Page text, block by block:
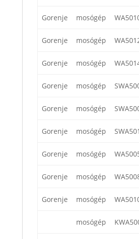
Gorenje mosógép
Gorenje mosógép
Gorenje mosógép
Gorenje mosógép
Gorenje mosógép
Gorenje mosógép
Gorenje mosógép
Gorenje mosógép
Gorenje mosógép
mosógép